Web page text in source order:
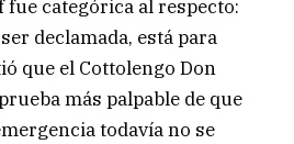
fue categórica al respecto:
declamada, está para
que el Cottolengo Don
más palpable de que
todavía no se